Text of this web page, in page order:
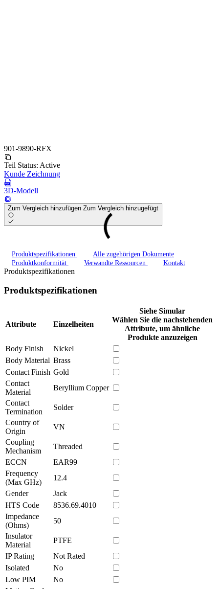
901-9890-RFX
Teil Status: Active
Kunde Zeichnung
3D-Modell
Zum Vergleich hinzufügen Zum Vergleich hinzugefügt
Produktspezifikationen
Alle zugehörigen Dokumente
Produktkonformität
Verwandte Ressourcen Kontakt
Produktspezifikationen
Produktspezifikationen
Attribute Einzelheiten
Siehe Simular
Wählen Sie die nachstehenden
Attribute, um ähnliche
Produkte anzuzeigen
Body Finish
Nickel
Body Material Brass
Contact Finish Gold
Contact
Material
Beryllium Copper
Contact
Termination
Solder
Country of
Origin
VN
Coupling
Mechanism
Threaded
ECCN
EAR99
Frequency
(Max GHz)
12.4
Gender
Jack
HTS Code
8536.69.4010
Impedance
(Ohms)
50
Insulator
Material
PTFE
IP Rating
Not Rated
Isolated
No
Low PIM
No